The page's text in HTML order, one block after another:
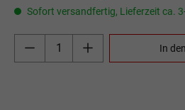
Sofort versandfertig, Lieferzeit ca.
Produkt Anzahl:
In